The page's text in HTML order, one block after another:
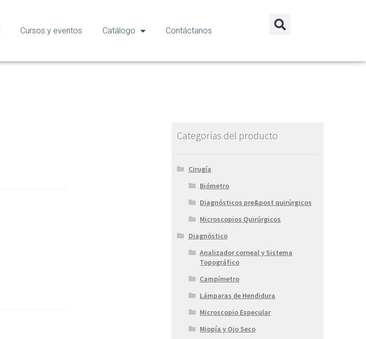
Cursos y eventos Catálogo Contáctanos
Categorías del producto
Cirugía
Biómetro
Diagnósticos pre&post quirúrgicos
Microscopios Quirúrgicos
Diagnóstico
Analizador corneal y Sistema
Topográfico
Campímetro
Lámparas de Hendidura
Microscopio Especular
Miopía y Ojo Seco